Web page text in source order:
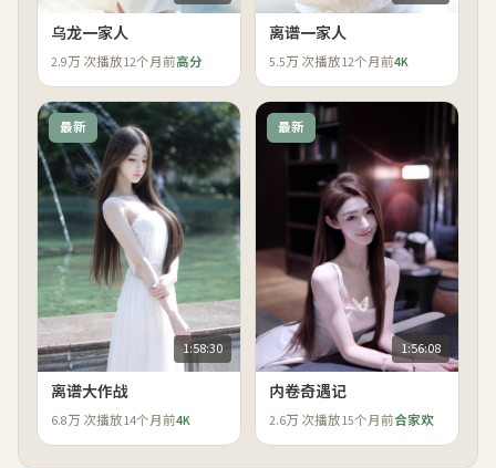
乌龙一家人
2.9万 次播放12个月前高分
离谱一家人
5.5万 次播放12个月前4K
最新
1:58:30
离谱大作战
6.8万 次播放14个月前4K
最新
1:56:08
内卷奇遇记
2.6万 次播放15个月前合家欢